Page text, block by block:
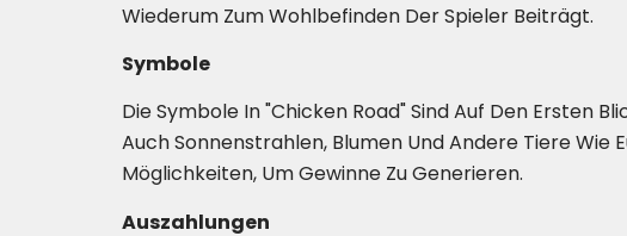
Wiederum Zum Wohlbefinden Der Spieler Beiträgt.
Symbole
Die Symbole In "Chicken Road" Sind Auf Den Ersten
Auch Sonnenstrahlen, Blumen Und Andere Tiere Wie
Möglichkeiten, Um Gewinne Zu Generieren.
Auszahlungen